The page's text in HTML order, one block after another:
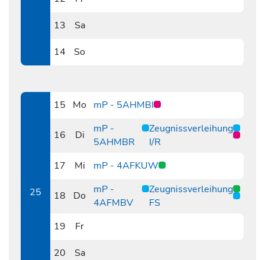
13
Sa
14
So
25
15
Mo mP - 5AHMBI
16
Di
mP -
5AHMBR
Zeugnissverleihung
I/R
17
Mi mP - 4AFKUW
18
Do
mP -
4AFMBV
Zeugnissverleihung
FS
19
Fr
20
Sa